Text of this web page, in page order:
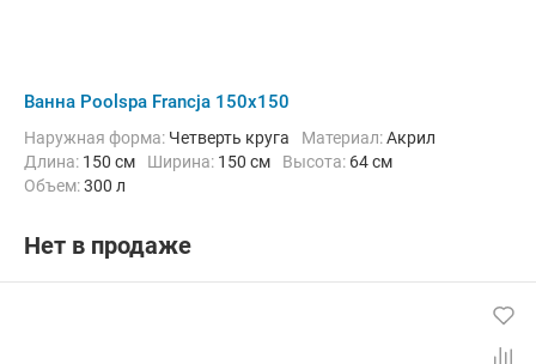
Ванна Poolspa Francja 150x150
Наружная форма: Четверть круга Материал:Акрил
Длина: 150 см Ширина: 150 см Высота: 64 см
Объем:300 л
Нет в продаже